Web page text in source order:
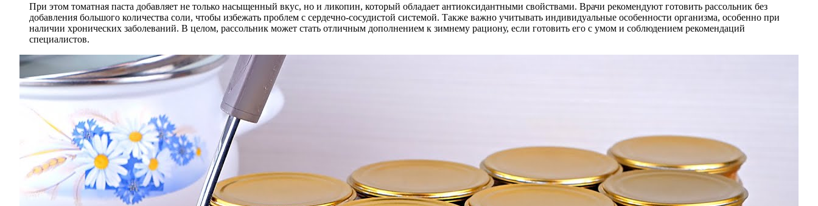
При этом томатная паста добавляет не только насыщенный вкус, но и ликопин, который обладает антиоксидантными свойствами. Врачи рекомендуют готовить рассольник без
добавления большого количества соли, чтобы избежать проблем с сердечно-сосудистой системой. Также важно учитывать индивидуальные особенности организма, особенно при
наличии хронических заболеваний. В целом, рассольник может стать отличным дополнением к зимнему рациону, если готовить его с умом и соблюдением рекомендаций
специалистов.